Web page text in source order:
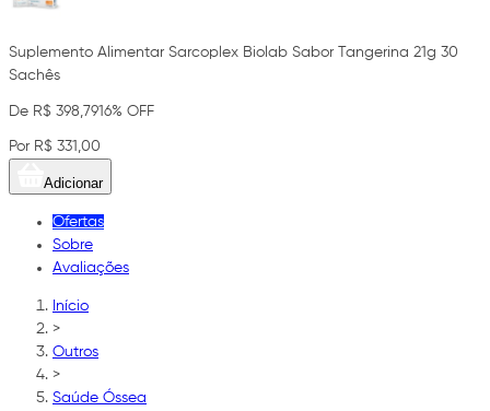
Suplemento Alimentar Sarcoplex Biolab Sabor Tangerina 21g 30
Sachês
De R$ 398,7916% OFF
Por R$ 331,00
Adicionar
Ofertas
Sobre
Avaliações
Início
>
Outros
>
Saúde Óssea